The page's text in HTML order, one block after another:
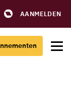
AANMELDEN